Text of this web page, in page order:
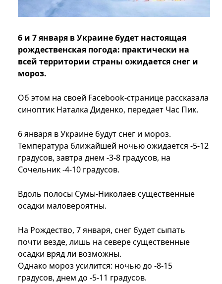
6 и 7 января в Украине будет настоящая
рождественская погода: практически на
всей территории страны ожидается снег и
мороз.
Об этом на своей Facebook-странице рассказала
синоптик Наталка Диденко, передает Час Пик.
6 января в Украине будут снег и мороз.
Температура ближайшей ночью ожидается -5-12
градусов, завтра днем -3-8 градусов, на
Сочельник -4-10 градусов.
Вдоль полосы Сумы-Николаев существенные
осадки маловероятны.
На Рождество, 7 января, снег будет сыпать
почти везде, лишь на севере существенные
осадки вряд ли возможны.
Однако мороз усилится: ночью до -8-15
градусов, днем до -5-11 градусов.